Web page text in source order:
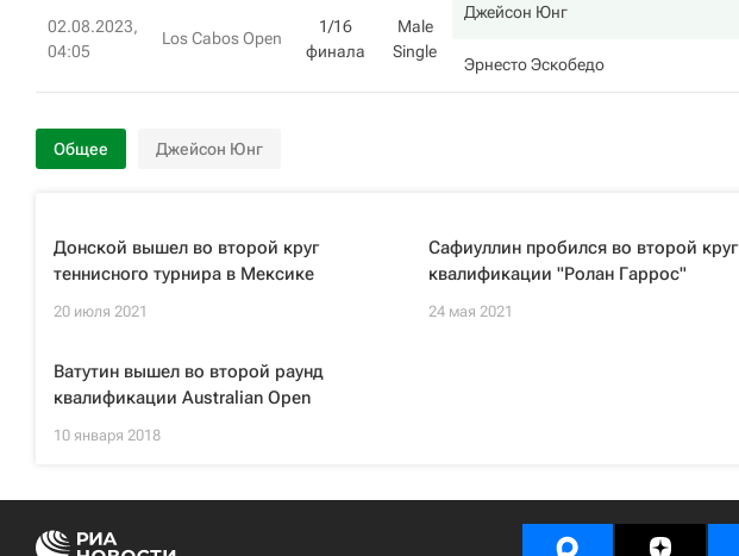
02.08.2023,
04:05
Los Cabos Open
1/16
финала
Male
Single
Джейсон Юнг
Эрнесто Эскобедо
Общее Джейсон Юнг
Донской вышел во второй круг
теннисного турнира в Мексике
20 июля 2021
Сафиуллин пробился во второй круг
квалификации "Ролан Гаррос"
24 мая 2021
Ватутин вышел во второй раунд
квалификации Australian Open
10 января 2018